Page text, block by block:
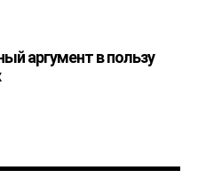
аргумент в пользу